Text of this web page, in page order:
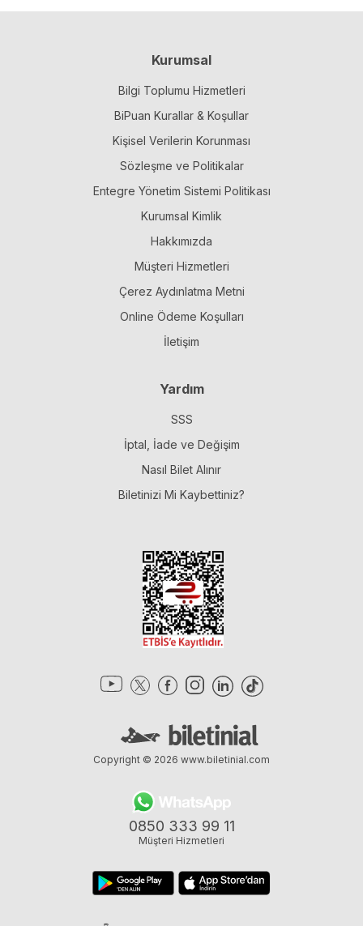
Kurumsal
Bilgi Toplumu Hizmetleri
BiPuan Kurallar & Koşullar
Kişisel Verilerin Korunması
Sözleşme ve Politikalar
Entegre Yönetim Sistemi Politikası
Kurumsal Kimlik
Hakkımızda
Müşteri Hizmetleri
Çerez Aydınlatma Metni
Online Ödeme Koşulları
İletişim
Yardım
SSS
İptal, İade ve Değişim
Nasıl Bilet Alınır
Biletinizi Mi Kaybettiniz?
0850 333 99 11
Müşteri Hizmetleri
Copyright © 2026 www.biletinial.com